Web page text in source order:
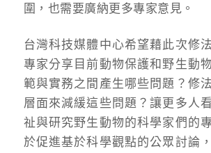
圍，也需要廣納更多專家意見。
台灣科技媒體中心希望藉此次修
專家分享目前動物保護和野生動
範與實務之間產生哪些問題？修
層面來減緩這些問題？讓更多人
祉與研究野生動物的科學家們的
於促進基於科學觀點的公眾討論